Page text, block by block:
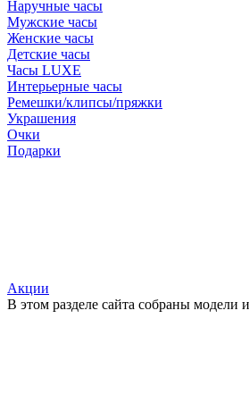
Наручные часы
Мужские часы
Женские часы
Детские часы
Часы LUXE
Интерьерные часы
Ремешки/клипсы/пряжки
Украшения
Очки
Подарки
Акции
В этом разделе сайта собраны модели